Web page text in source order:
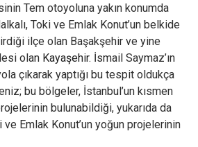
Tem otoyoluna yakın konumda
Toki ve Emlak Konut’un belkide
ilçe olan Başakşehir ve yine
olan Kayaşehir. İsmail Saymaz’ın
çıkarak yaptığı bu tespit oldukça
bu bölgeler, İstanbul’un kısmen
bulunabildiği, yukarıda da
Emlak Konut’un yoğun projelerinin